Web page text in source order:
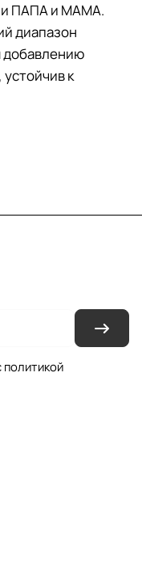
ПАПА и МАМА.
диапазон
добавлению
к
политикой